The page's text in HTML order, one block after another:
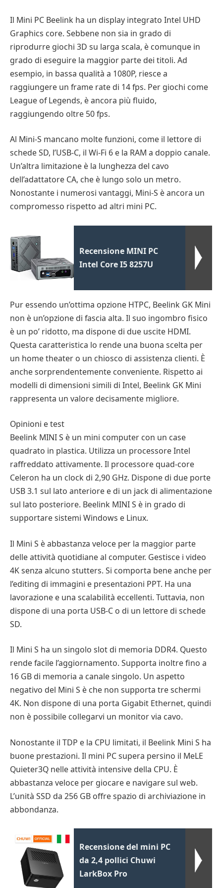
Il Mini PC Beelink ha un display integrato Intel UHD
Graphics core. Sebbene non sia in grado di
riprodurre giochi 3D su larga scala, è comunque in
grado di eseguire la maggior parte dei titoli. Ad
esempio, in bassa qualità a 1080P, riesce a
raggiungere un frame rate di 14 fps. Per giochi come
League of Legends, è ancora più fluido,
raggiungendo oltre 50 fps.
Al Mini-S mancano molte funzioni, come il lettore di
schede SD, l’USB-C, il Wi-Fi 6 e la RAM a doppio canale.
Un’altra limitazione è la lunghezza del cavo
dell’adattatore CA, che è lungo solo un metro.
Nonostante i numerosi vantaggi, Mini-S è ancora un
compromesso rispetto ad altri mini PC.
Recensione MINI PC
Intel Core I5 8257U
Pur essendo un’ottima opzione HTPC, Beelink GK Mini
non è un’opzione di fascia alta. Il suo ingombro fisico
è un po’ ridotto, ma dispone di due uscite HDMI.
Questa caratteristica lo rende una buona scelta per
un home theater o un chiosco di assistenza clienti. È
anche sorprendentemente conveniente. Rispetto ai
modelli di dimensioni simili di Intel, Beelink GK Mini
rappresenta un valore decisamente migliore.
Opinioni e test
Beelink MINI S è un mini computer con un case
quadrato in plastica. Utilizza un processore Intel
raffreddato attivamente. Il processore quad-core
Celeron ha un clock di 2,90 GHz. Dispone di due porte
USB 3.1 sul lato anteriore e di un jack di alimentazione
sul lato posteriore. Beelink MINI S è in grado di
supportare sistemi Windows e Linux.
Il Mini S è abbastanza veloce per la maggior parte
delle attività quotidiane al computer. Gestisce i video
4K senza alcuno stutters. Si comporta bene anche per
l’editing di immagini e presentazioni PPT. Ha una
lavorazione e una scalabilità eccellenti. Tuttavia, non
dispone di una porta USB-C o di un lettore di schede
SD.
Il Mini S ha un singolo slot di memoria DDR4. Questo
rende facile l’aggiornamento. Supporta inoltre fino a
16 GB di memoria a canale singolo. Un aspetto
negativo del Mini S è che non supporta tre schermi
4K. Non dispone di una porta Gigabit Ethernet, quindi
non è possibile collegarvi un monitor via cavo.
Nonostante il TDP e la CPU limitati, il Beelink Mini S ha
buone prestazioni. Il mini PC supera persino il MeLE
Quieter3Q nelle attività intensive della CPU. È
abbastanza veloce per giocare e navigare sul web.
L’unità SSD da 256 GB offre spazio di archiviazione in
abbondanza.
Recensione del mini PC
da 2,4 pollici Chuwi
LarkBox Pro